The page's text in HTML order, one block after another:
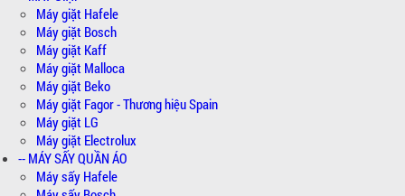
Máy giặt Hafele
Máy giặt Bosch
Máy giặt Kaff
Máy giặt Malloca
Máy giặt Beko
Máy giặt Fagor - Thương hiệu Spain
Máy giặt LG
Máy giặt Electrolux
-- MÁY SẤY QUẦN ÁO
Máy sấy Hafele